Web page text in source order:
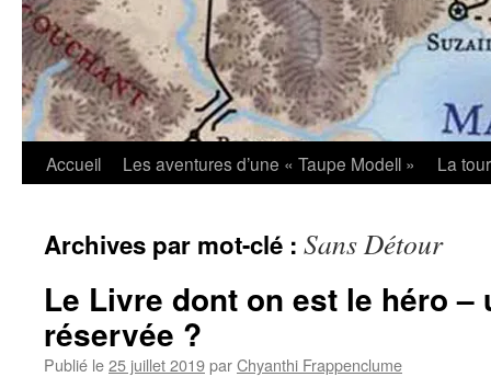
Accueil Les aventures d’une « Taupe Modell » La
Archives par mot-clé : Sans Détour
Le Livre dont on est le héro –
réservée ?
Publié le25 juillet 2019parChyanthi Frappenclume